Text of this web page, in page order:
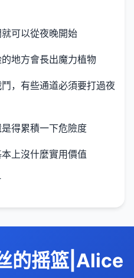
可以從夜晚開始
地方會長出魔力植物
，有些通道必須要打過夜
得累積一下危險度
上沒什麼實用價值
的摇篮|Alice